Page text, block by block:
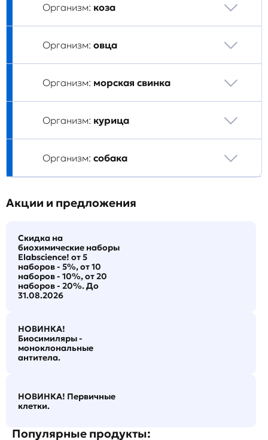
Организм: коза
Организм: овца
Организм: морская свинка
Организм: курица
Организм: собака
Акции и предложения
Скидка на
биохимические наборы
Elabscience! от 5
наборов - 5%, от 10
наборов - 10%, от 20
наборов - 20%. До
31.08.2026
НОВИНКА!
Биосимиляры -
моноклональные
антитела.
НОВИНКА! Первичные
клетки.
Популярные продукты: